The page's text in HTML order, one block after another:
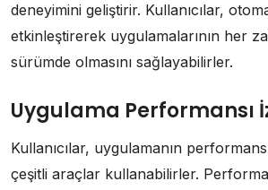
deneyimini geliştirir. Kullanıcılar,
etkinleştirerek uygulamalarının her
sürümde olmasını sağlayabilirler.
Uygulama Performansı
Kullanıcılar, uygulamanın
çeşitli araçlar kullanabilirler.